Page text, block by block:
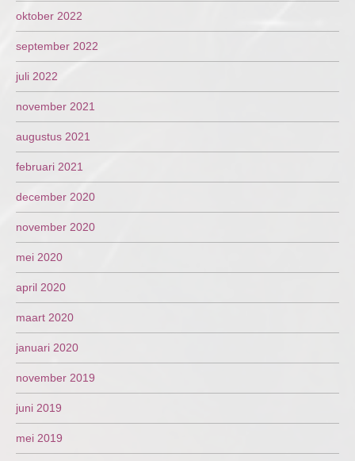
oktober 2022
september 2022
juli 2022
november 2021
augustus 2021
februari 2021
december 2020
november 2020
mei 2020
april 2020
maart 2020
januari 2020
november 2019
juni 2019
mei 2019